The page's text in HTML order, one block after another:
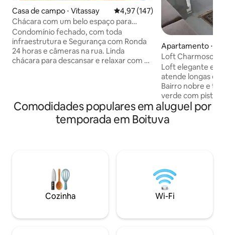
Casa de campo ⋅ Vitassay 4,97 de uma avaliação média de
4,97 (147)
Chácara com um belo espaço para
descanso e lazer
Condomínio fechado, com toda
infraestrutura e Segurança com Ronda
24 horas e câmeras na rua. Linda
chácara para descansar e relaxar com a
verde, sons de pássaros. É possível
avistar balões na maioria dos finais de
semana da chácara. A 3 km do centro da
Apartamento ⋅
Loft Charmoso e
Loft elegante e
atende longas e
Bairro nobre e
verde com pistas
Próximo de
pizzaria, cafés,
ou queira" se
período que
Boituva ou
Comodidades populares em aluguel por
temporada em Boituva
Cozinha Wi-Fi